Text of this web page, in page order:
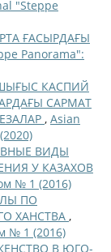
"Steppe
ҒАСЫРДАҒЫ
Panorama":
КАСПИЙ
САРМАТ
, Asian
ВИДЫ
У КАЗАХОВ
№ 1 (2016)
ПО
ХАНСТВА ,
№ 1 (2016)
В ЮГО-